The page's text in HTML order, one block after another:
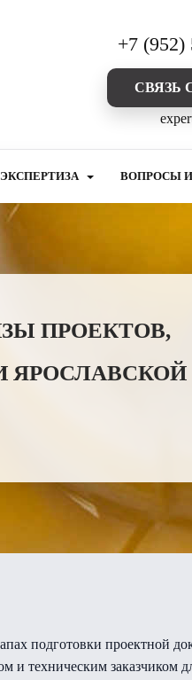
+7 (952)
CВЯЗЬ
ВОПРОСЫ
ПРОЕКТОВ,
ЯРОСЛАВСКОЙ
подготовки проектной
и техническим заказчиком